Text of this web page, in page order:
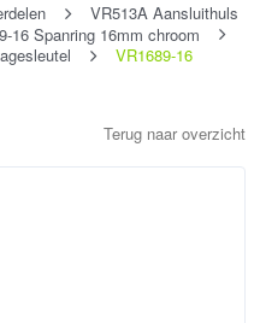
VR513A Aansluithuls
16 Spanring 16mm chroom
VR1689-16
Terug naar overzicht